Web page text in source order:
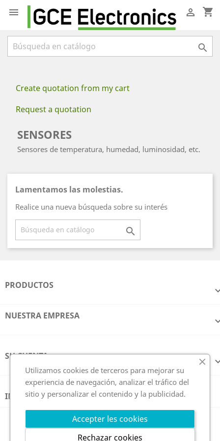
 shopping_cart


Create quotation from my cart
Request a quotation
SENSORES
Sensores de temperatura, humedad, luminosidad, etc.
Lamentamos las molestias.
Realice una nueva búsqueda sobre su interés

PRODUCTOS
NUESTRA EMPRESA
SU CUENTA
INFORMACIÓN DE LA TIENDA
Síguenos en
Utilizamos cookies de terceros para mejorar su
experiencia de navegación, analizar el tráfico del
sitio y personalizar el contenido y la publicidad.
Accepter les cookies
Rechazar cookies